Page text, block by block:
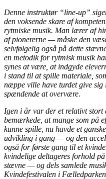
Denne instruktør “line-up”
den voksende skare af
rytmiske musik. Man lærer af
af pionererne — måske den
selvfølgelig også på dette
en metodik for rytmisk musik
synes at være, at indgyde
i stand til at spille materiale,
næppe ville have turdet give sig
spændende at overvære.
Igen i år var der et relativt stort
bemærkede, at mange som på
kunne spille, nu havde et
udvikling i gang — og den
også for første gang til et
kvindelige deltageres forhold
stævne — og dels samlede
Kvindefestivalen i